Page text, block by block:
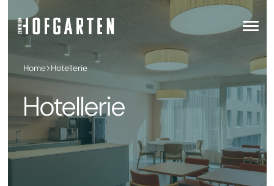
Home Hotellerie
Hotellerie